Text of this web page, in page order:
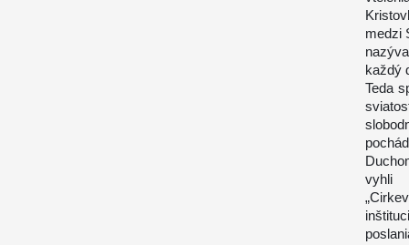
medzi
každý
Teda
vyhli